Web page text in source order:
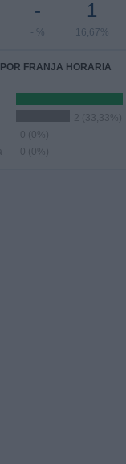
-
- %
1
16,67%
FRANJA HORARIA
2 (33,33%)
0 (0%)
0 (0%)